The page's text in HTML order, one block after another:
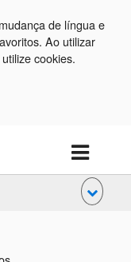
de língua e
Ao utilizar
cookies.